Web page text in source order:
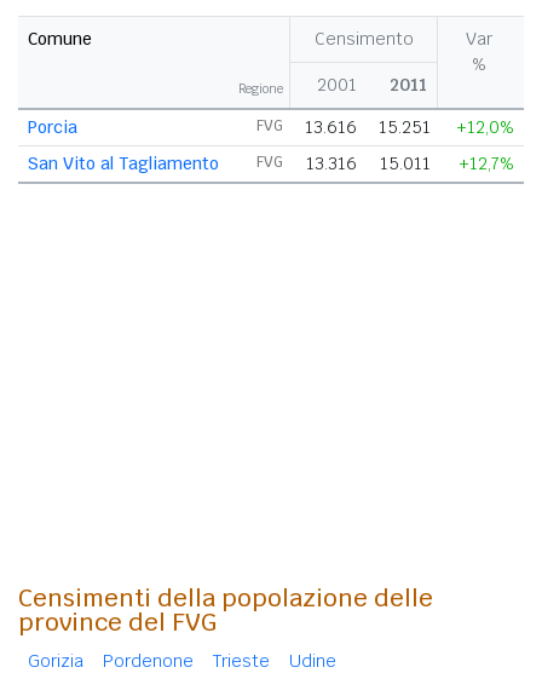
Comune Censimento
Var
%
Regione 2001 2011
FVG
Porcia 13.616 15.251 +12,0%
FVG
San Vito al Tagliamento 13.316 15.011 +12,7%
Censimenti della popolazione delle
province del FVG
Gorizia Pordenone Trieste Udine